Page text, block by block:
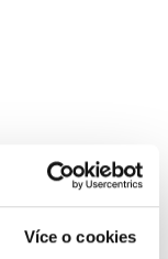
Více o cookies